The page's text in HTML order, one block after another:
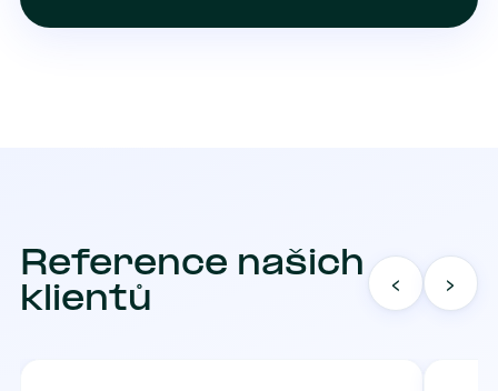
Reference našich
klientů
‹ ›